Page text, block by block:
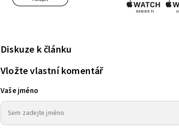
Diskuze k článku
Vložte vlastní komentář
Vaše jméno